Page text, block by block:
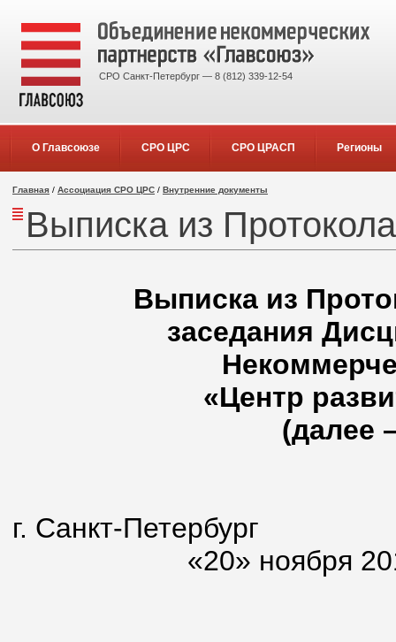
СРО Санкт-Петербург — 8 (812) 339-12-54
О Главсоюзе СРО ЦРС СРО ЦРАСП Регионы
Главная / Ассоциация СРО ЦРС / Внутренние документы
Выписка из
Выписка из
заседания
«Центр
(далее
г. Санкт-Петербург
«20» ноября